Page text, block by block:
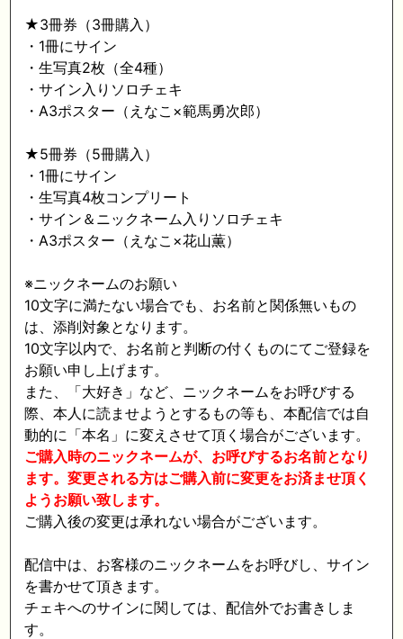
★3冊券（3冊購入）
・1冊にサイン
・生写真2枚（全4種）
・サイン入りソロチェキ
・A3ポスター（えなこ×範馬勇次郎）
★5冊券（5冊購入）
・1冊にサイン
・生写真4枚コンプリート
・サイン＆ニックネーム入りソロチェキ
・A3ポスター（えなこ×花山薫）
※ニックネームのお願い
10文字に満たない場合でも、お名前と関係無いもの
は、添削対象となります。
10文字以内で、お名前と判断の付くものにてご登録を
お願い申し上げます。
また、「大好き」など、ニックネームをお呼びする
際、本人に読ませようとするもの等も、本配信では自
動的に「本名」に変えさせて頂く場合がございます。
ご購入時のニックネームが、お呼びするお名前となり
ます。変更される方はご購入前に変更をお済ませ頂く
ようお願い致します。
ご購入後の変更は承れない場合がございます。
配信中は、お客様のニックネームをお呼びし、サイン
を書かせて頂きます。
チェキへのサインに関しては、配信外でお書きしま
す。